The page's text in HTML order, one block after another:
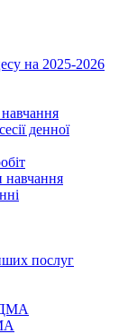
на 2025-2026
денної
навчання
послуг